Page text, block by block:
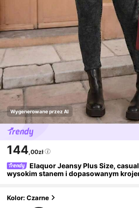
Wygenerowane przez AI
144,00zł
Elaquor Jeansy Plus Size,
wysokim stanem i dopasowanym
Kolor: Czarne